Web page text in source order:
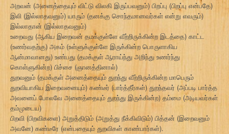
அறவன் (அனைத்தையும் விட்டு விலகி இருப்பவனும்) பிறப்பு (பிறப்பு என்பதே)
இலி (இல்லாதவனும்) யாரும் (தனக்கு சொந்தமானவர்கள் என்று எவரும்)
இல்லாதான் (இல்லாதவனும்)
உறைவது (ஆகிய இறைவன் தமக்குள்ளே வீற்றிருக்கின்ற இடத்தை) காட்ட
(உணர்வதற்கு) அகம் (உள்ளுக்குள்ளே இருக்கின்ற பொருளாகிய
ஆன்மாவானது) உண்பது (தமக்குள் ஆராய்ந்து அறிந்து உணர்ந்து
கொள்ளுகின்ற) பிச்சை (ஞானத்தினால்)
துறவனும் (தமக்குள் அனைத்தையும் துறந்து வீற்றிருக்கின்ற மாபெரும்
துறவியாகிய இறைவனையும்) கண்டீர் (பார்த்தீர்கள்) துறந்தவர் (அப்படி பார்த்த
அவனைப் போலவே அனைத்தையும் துறந்து இருக்கின்ற) தம்மை (அடியவர்கள்
தம்முடைய)
பிறவி (பிறவிகளை) அறுத்திடும் (அறுத்து நீக்கிவிடும்) பித்தன் (இறைவனும்
அவனே) கண்டீரே (என்பதையும் துறவிகள் காண்பார்கள்).